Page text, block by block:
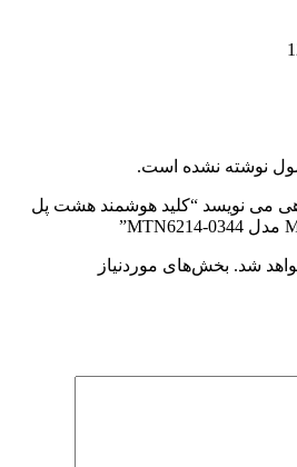
نوشته نشده است.
می نویسد “کلید هوشمند هشت پل
شد. بخش‌های موردنیاز